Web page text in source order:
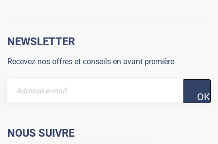
NEWSLETTER
Recevez nos offres et conseils en avant première
OK
NOUS SUIVRE